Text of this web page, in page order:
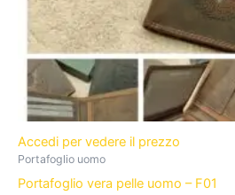
Accedi per vedere il prezzo
Portafoglio uomo
Portafoglio vera pelle uomo – F01